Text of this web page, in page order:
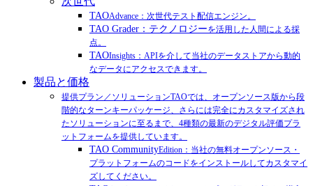
TAOAdvance：次世代テスト配信エンジン。
TAO Grader：テクノロジーを活用した人間による採
点。
TAOInsights：APIを介して当社のデータストアから動的
なデータにアクセスできます。
製品と価格
提供プラン／ソリューションTAOでは、オープンソース版から段
階的なターンキーパッケージ、さらには完全にカスタマイズされ
たソリューションに至るまで、4種類の最新のデジタル評価プラ
ットフォームを提供しています。
TAO CommunityEdition：当社の無料オープンソース・
プラットフォームのコードをインストールしてカスタマイ
ズしてください。